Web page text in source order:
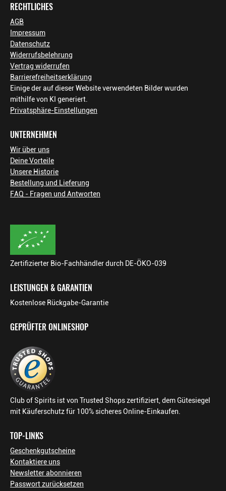
RECHTLICHES
AGB
Impressum
Datenschutz
Widerrufsbelehrung
Vertrag widerrufen
Barrierefreiheitserklärung
Einige der auf dieser Website verwendeten Bilder wurden
mithilfe von KI generiert.
Privatsphäre-Einstellungen
UNTERNEHMEN
Wir über uns
Deine Vorteile
Unsere Historie
Bestellung und Lieferung
FAQ - Fragen und Antworten
Zertifizierter Bio-Fachhändler durch DE-ÖKO-039
LEISTUNGEN & GARANTIEN
Kostenlose Rückgabe-Garantie
GEPRÜFTER ONLINESHOP
Club of Spirits ist von Trusted Shops zertifiziert, dem Gütesiegel
mit Käuferschutz für 100% sicheres Online-Einkaufen.
TOP-LINKS
Geschenkgutscheine
Kontaktiere uns
Newsletter abonnieren
Passwort zurücksetzen